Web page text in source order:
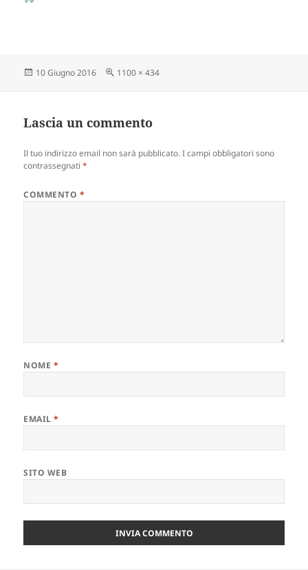
Scritto
10 Giugno 2016
Dimensione
1100 × 434
Lascia un commento
Il tuo indirizzo email non sarà pubblicato. I campi obbligatori sono
contrassegnati*
COMMENTO *
NOME *
EMAIL*
SITO WEB